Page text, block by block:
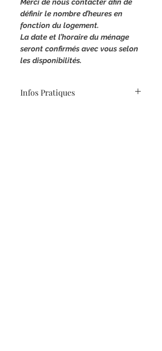
Merci de nous contacter afin de
définir le nombre d’heures en
fonction du logement.
La date et l’horaire du ménage
seront confirmés avec vous selon
les disponibilités.
Infos Pratiques